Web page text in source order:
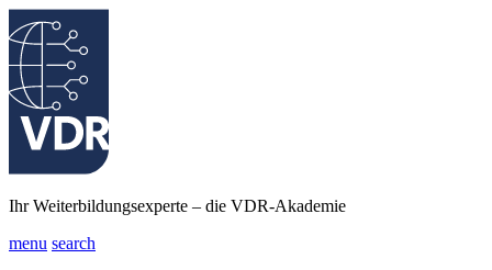
Ihr Weiterbildungsexperte – die VDR-Akademie
menu search